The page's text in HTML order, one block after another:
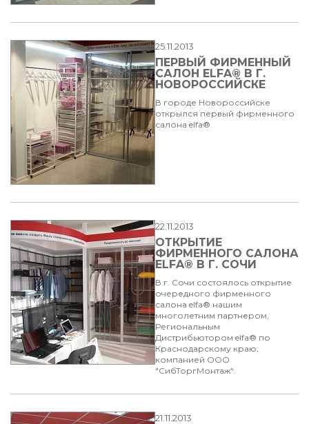
25.11.2013
ПЕРВЫЙ ФИРМЕННЫЙ
САЛОН ELFA® В Г.
НОВОРОССИЙСКЕ
В городе Новороссийске
открылся первый фирменного
салона elfa®.
22.11.2013
ОТКРЫТИЕ
ФИРМЕННОГО САЛОНА
ELFA® В Г. СОЧИ
В г. Сочи состоялось открытие
очередного фирменного
салона elfa® нашим
многолетним партнером,
Региональным
Дистрибьютором elfa® по
Краснодарскому краю,
компанией ООО
"СибТоргМонтаж".
21.11.2013